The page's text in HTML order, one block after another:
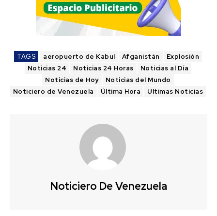
TAGS aeropuerto de Kabul Afganistán
Explosión
Noticias 24
Noticias 24 Horas
Noticias al Día
Noticias de Hoy
Noticias del Mundo
Noticiero de Venezuela
Última Hora Ultimas Noticias
Noticiero De Venezuela